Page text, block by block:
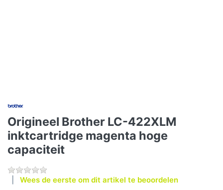
Origineel Brother LC-422XLM
inktcartridge magenta hoge
capaciteit
Wees de eerste om dit artikel te beoordelen